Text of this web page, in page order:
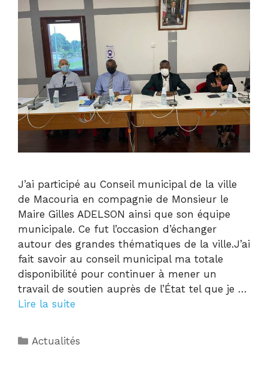
J’ai participé au Conseil municipal de la ville
de Macouria en compagnie de Monsieur le
Maire Gilles ADELSON ainsi que son équipe
municipale. Ce fut l’occasion d’échanger
autour des grandes thématiques de la ville.J’ai
fait savoir au conseil municipal ma totale
disponibilité pour continuer à mener un
travail de soutien auprès de l’État tel que je …
Lire la suite
Actualités